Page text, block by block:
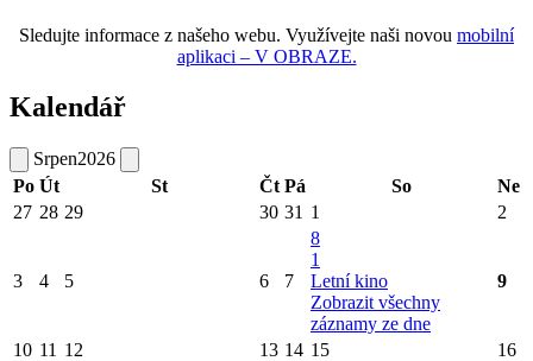
Sledujte informace z našeho webu. Využívejte naši novou mobilní
aplikaci – V OBRAZE.
Kalendář
Srpen2026
Po Út St Čt Pá So
Ne
27 28 29 30 31 1 2
3 4 5 6 7
8
1
Letní kino
Zobrazit všechny
záznamy ze dne
9
10 11 12 13 14 15 16